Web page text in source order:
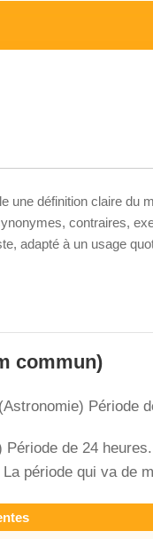
une définition claire du
contraires,
adapté à un usage
commun)
Période
Période de 24 heures.
période qui va de